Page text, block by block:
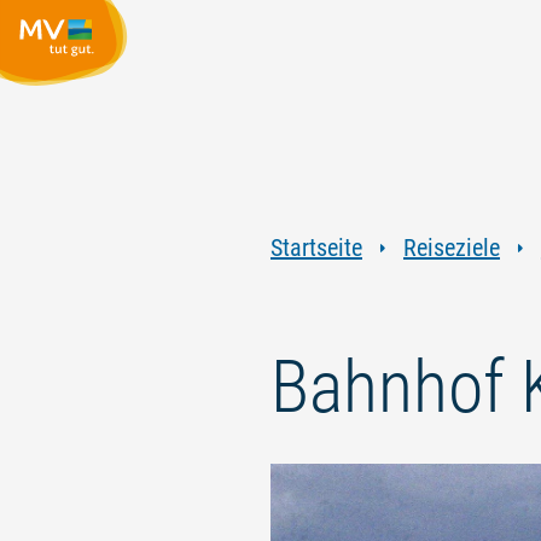
Startseite Reiseziele
Bahnhof